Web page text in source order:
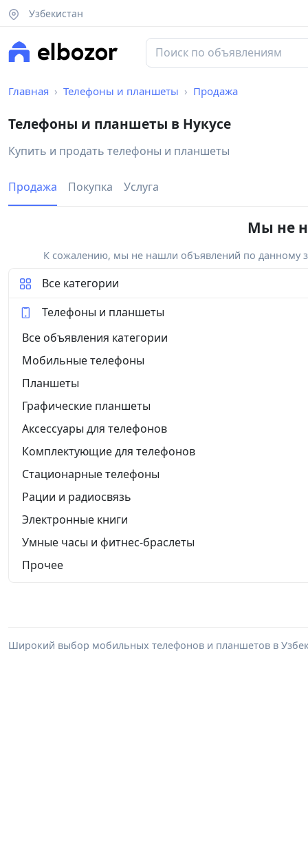
Узбекистан
Главная Телефоны и планшеты Продажа
Телефоны и планшеты в Нукусе
Купить и продать телефоны и планшеты
Продажа Покупка Услуга
Мы не
К сожалению, мы не нашли объявлений по данному
Все категории
Телефоны и планшеты
Все объявления категории
Мобильные телефоны
Планшеты
Графические планшеты
Аксессуары для телефонов
Комплектующие для телефонов
Стационарные телефоны
Рации и радиосвязь
Электронные книги
Умные часы и фитнес-браслеты
Прочее
Широкий выбор мобильных телефонов и планшетов в